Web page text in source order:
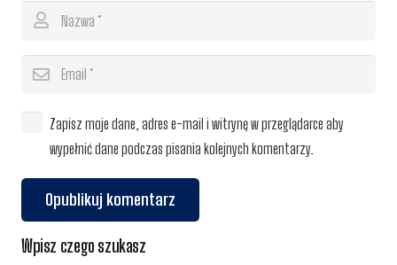
Zapisz moje dane, adres e-mail i witrynę w przeglądarce aby
wypełnić dane podczas pisania kolejnych komentarzy.
Opublikuj komentarz
Wpisz czego szukasz